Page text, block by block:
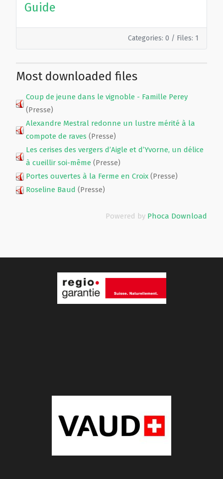
Guide
Categories: 0 / Files: 1
Most downloaded files
Coup de jeune dans le vignoble - Famille Perey
(Presse)
Alexandre Mestral redonne un lustre mérité à la
compote de raves (Presse)
Les cerises des vergers d’Aigle et d’Yvorne, un délice
à cueillir soi-même (Presse)
Portes ouvertes à la Ferme en Croix (Presse)
Roseline Baud (Presse)
Powered by Phoca Download
Partenaires